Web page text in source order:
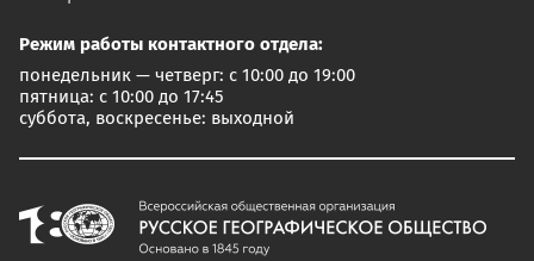
Режим работы контактного отдела:
понедельник — четверг: с 10:00 до 19:00
пятница: с 10:00 до 17:45
суббота, воскресенье: выходной